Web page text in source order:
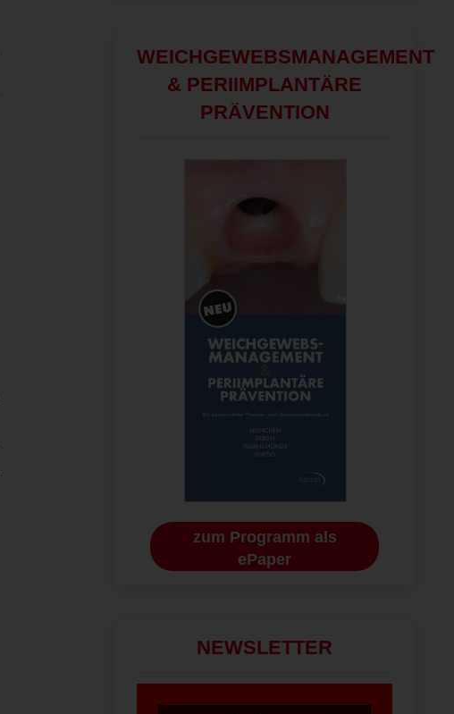
WEICHGEWEBSMANAGEMENT
& PERIIMPLANTÄRE
PRÄVENTION
zum Programm als
ePaper
NEWSLETTER